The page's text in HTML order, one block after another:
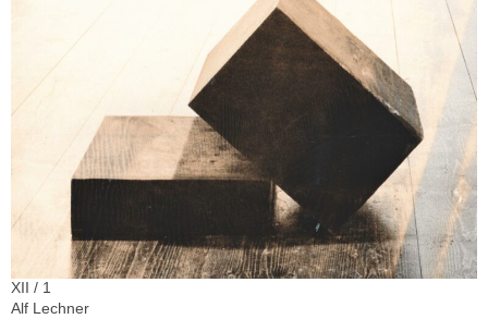
XII / 1
Alf Lechner